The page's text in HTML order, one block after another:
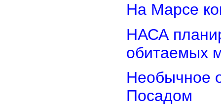
На Марсе
НАСА
обитаемых
Необычное
Посадом